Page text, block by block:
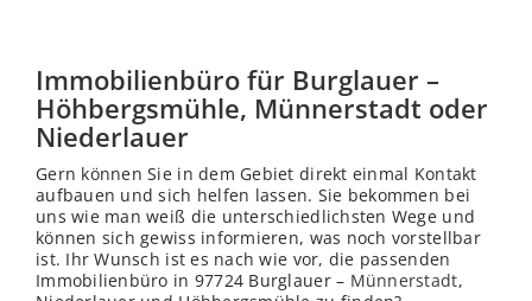
Immobilienbüro für Burglauer –
Höhbergsmühle, Münnerstadt oder
Niederlauer
Gern können Sie in dem Gebiet direkt einmal Kontakt
aufbauen und sich helfen lassen. Sie bekommen bei
uns wie man weiß die unterschiedlichsten Wege und
können sich gewiss informieren, was noch vorstellbar
ist. Ihr Wunsch ist es nach wie vor, die passenden
Immobilienbüro in 97724 Burglauer – Münnerstadt,